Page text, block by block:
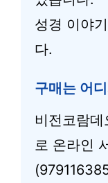
성경 이야
다.
구매는 어
비전코람
로 온라인